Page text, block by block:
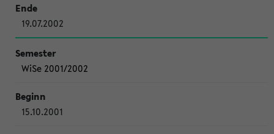
19.07.2002
WiSe 2001/2002
15.10.2001